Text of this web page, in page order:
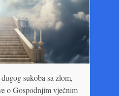
sukoba sa zlom,
o Gospodnjim vječnim